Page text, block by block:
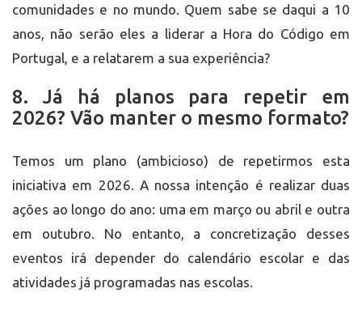
comunidades e no mundo. Quem sabe se daqui a 10
anos, não serão eles a liderar a Hora do Código em
Portugal, e a relatarem a sua experiência?
8. Já há planos para repetir em
2026? Vão manter o mesmo formato?
Temos um plano (ambicioso) de repetirmos esta
iniciativa em 2026. A nossa intenção é realizar duas
ações ao longo do ano: uma em março ou abril e outra
em outubro. No entanto, a concretização desses
eventos irá depender do calendário escolar e das
atividades já programadas nas escolas.